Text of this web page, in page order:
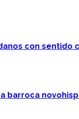
con sentido
barroca